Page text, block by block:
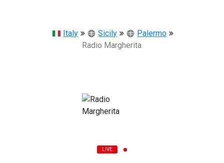
Italy Sicily
Palermo
Radio Margherita
LIVE